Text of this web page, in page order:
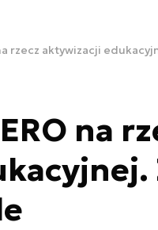
rzecz aktywizacji
na